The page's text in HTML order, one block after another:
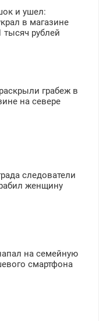
и ушел:
в магазине
тысяч рублей
грабеж в
на севере
следователи
женщину
на семейную
смартфона